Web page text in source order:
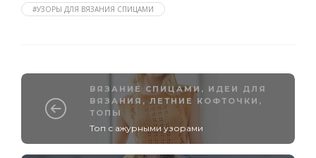
#УЗОРЫ ДЛЯ ВЯЗАНИЯ СПИЦАМИ
ВЯЗАНИЕ СПИЦАМИ , ИДЕИ ДЛЯ
ВЯЗАНИЯ , ЛЕТНИЕ КОФТОЧКИ,
ТОПЫ
Топ с ажурными узорами